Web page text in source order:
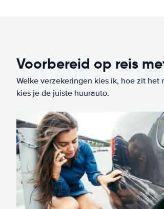
Voorbereid op reis
Welke verzekeringen kies ik, hoe zit
kies je de juiste huurauto.